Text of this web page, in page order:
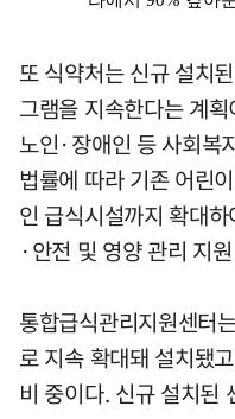
또 식약처는 신규 설치
그램을 지속한다는 계
노인·장애인 등 사회복
법률에 따라 기존 어린
인 급식시설까지 확대
·안전 및 영양 관리 지
통합급식관리지원센터
로 지속 확대돼 설치됐
비 중이다. 신규 설치된